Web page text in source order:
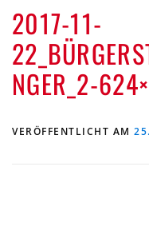
TERMINE
2017-11-
NGER_2-
VERÖFFENTLICHT AM